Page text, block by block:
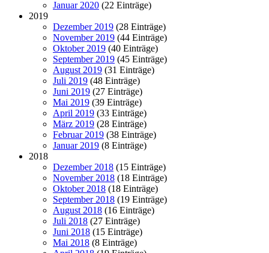
Januar 2020 (22 Einträge)
2019
Dezember 2019 (28 Einträge)
November 2019 (44 Einträge)
Oktober 2019 (40 Einträge)
September 2019 (45 Einträge)
August 2019 (31 Einträge)
Juli 2019 (48 Einträge)
Juni 2019 (27 Einträge)
Mai 2019 (39 Einträge)
April 2019 (33 Einträge)
März 2019 (28 Einträge)
Februar 2019 (38 Einträge)
Januar 2019 (8 Einträge)
2018
Dezember 2018 (15 Einträge)
November 2018 (18 Einträge)
Oktober 2018 (18 Einträge)
September 2018 (19 Einträge)
August 2018 (16 Einträge)
Juli 2018 (27 Einträge)
Juni 2018 (15 Einträge)
Mai 2018 (8 Einträge)